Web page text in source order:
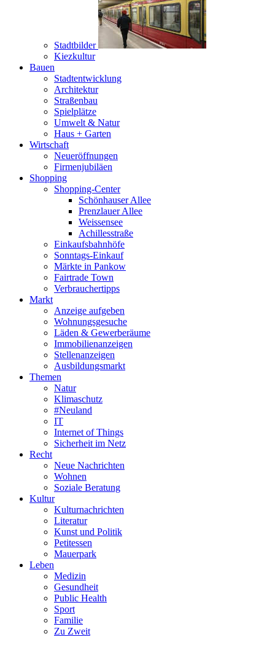
Stadtbilder
Kiezkultur
Bauen
Stadtentwicklung
Architektur
Straßenbau
Spielplätze
Umwelt & Natur
Haus + Garten
Wirtschaft
Neueröffnungen
Firmenjubiläen
Shopping
Shopping-Center
Schönhauser Allee
Prenzlauer Allee
Weissensee
Achillesstraße
Einkaufsbahnhöfe
Sonntags-Einkauf
Märkte in Pankow
Fairtrade Town
Verbrauchertipps
Markt
Anzeige aufgeben
Wohnungsgesuche
Läden & Gewerberäume
Immobilienanzeigen
Stellenanzeigen
Ausbildungsmarkt
Themen
Natur
Klimaschutz
#Neuland
IT
Internet of Things
Sicherheit im Netz
Recht
Neue Nachrichten
Wohnen
Soziale Beratung
Kultur
Kulturnachrichten
Literatur
Kunst und Politik
Petitessen
Mauerpark
Leben
Medizin
Gesundheit
Public Health
Sport
Familie
Zu Zweit